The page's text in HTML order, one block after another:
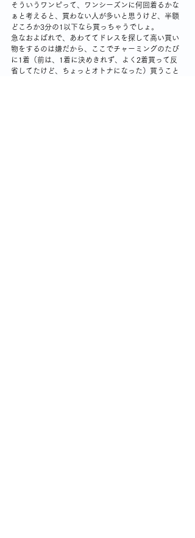
そういうワンピって、ワンシーズンに何回着るかな
ぁと考えると、買わない人が多いと思うけど、半額
どころか3分の1以下なら買っちゃうでしょ。
急なおよばれで、あわててドレスを探して高い買い
物をするのは嫌だから、ここでチャーミングのたび
に1着（前は、1着に決めきれず、よく2着買って反
省してたけど、ちょっとオトナになった）買うこと